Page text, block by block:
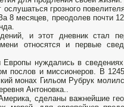
грозного
8 месяцев, преодолев почти
и этот дневник стал
относятся и первые
Европы нуждались в
послов и миссионеров. В
монах Гильом Рубрук
Антоновка..
сделаны важнейшие